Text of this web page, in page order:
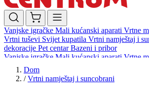
Vanjske igračke Mali kućanski aparati Vrtne
Vrtni tuševi Svijet kupatila Vrtni namještaj i
dekoracije Pet centarBazeni i pribor
Vanjske igračke Mali kućanski aparati Vrtne
Vrtni tuševi
dekoracijePet centar Bazeni i pribor
Dom
/ Vrtni namještaj i suncobrani